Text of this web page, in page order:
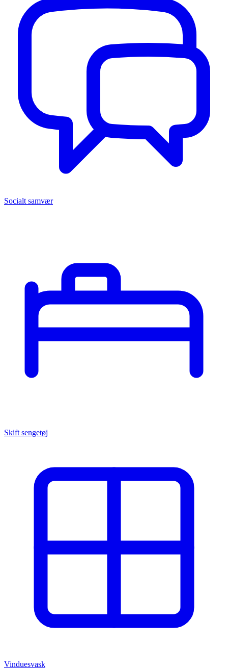
Socialt samvær
Skift sengetøj
Vinduesvask